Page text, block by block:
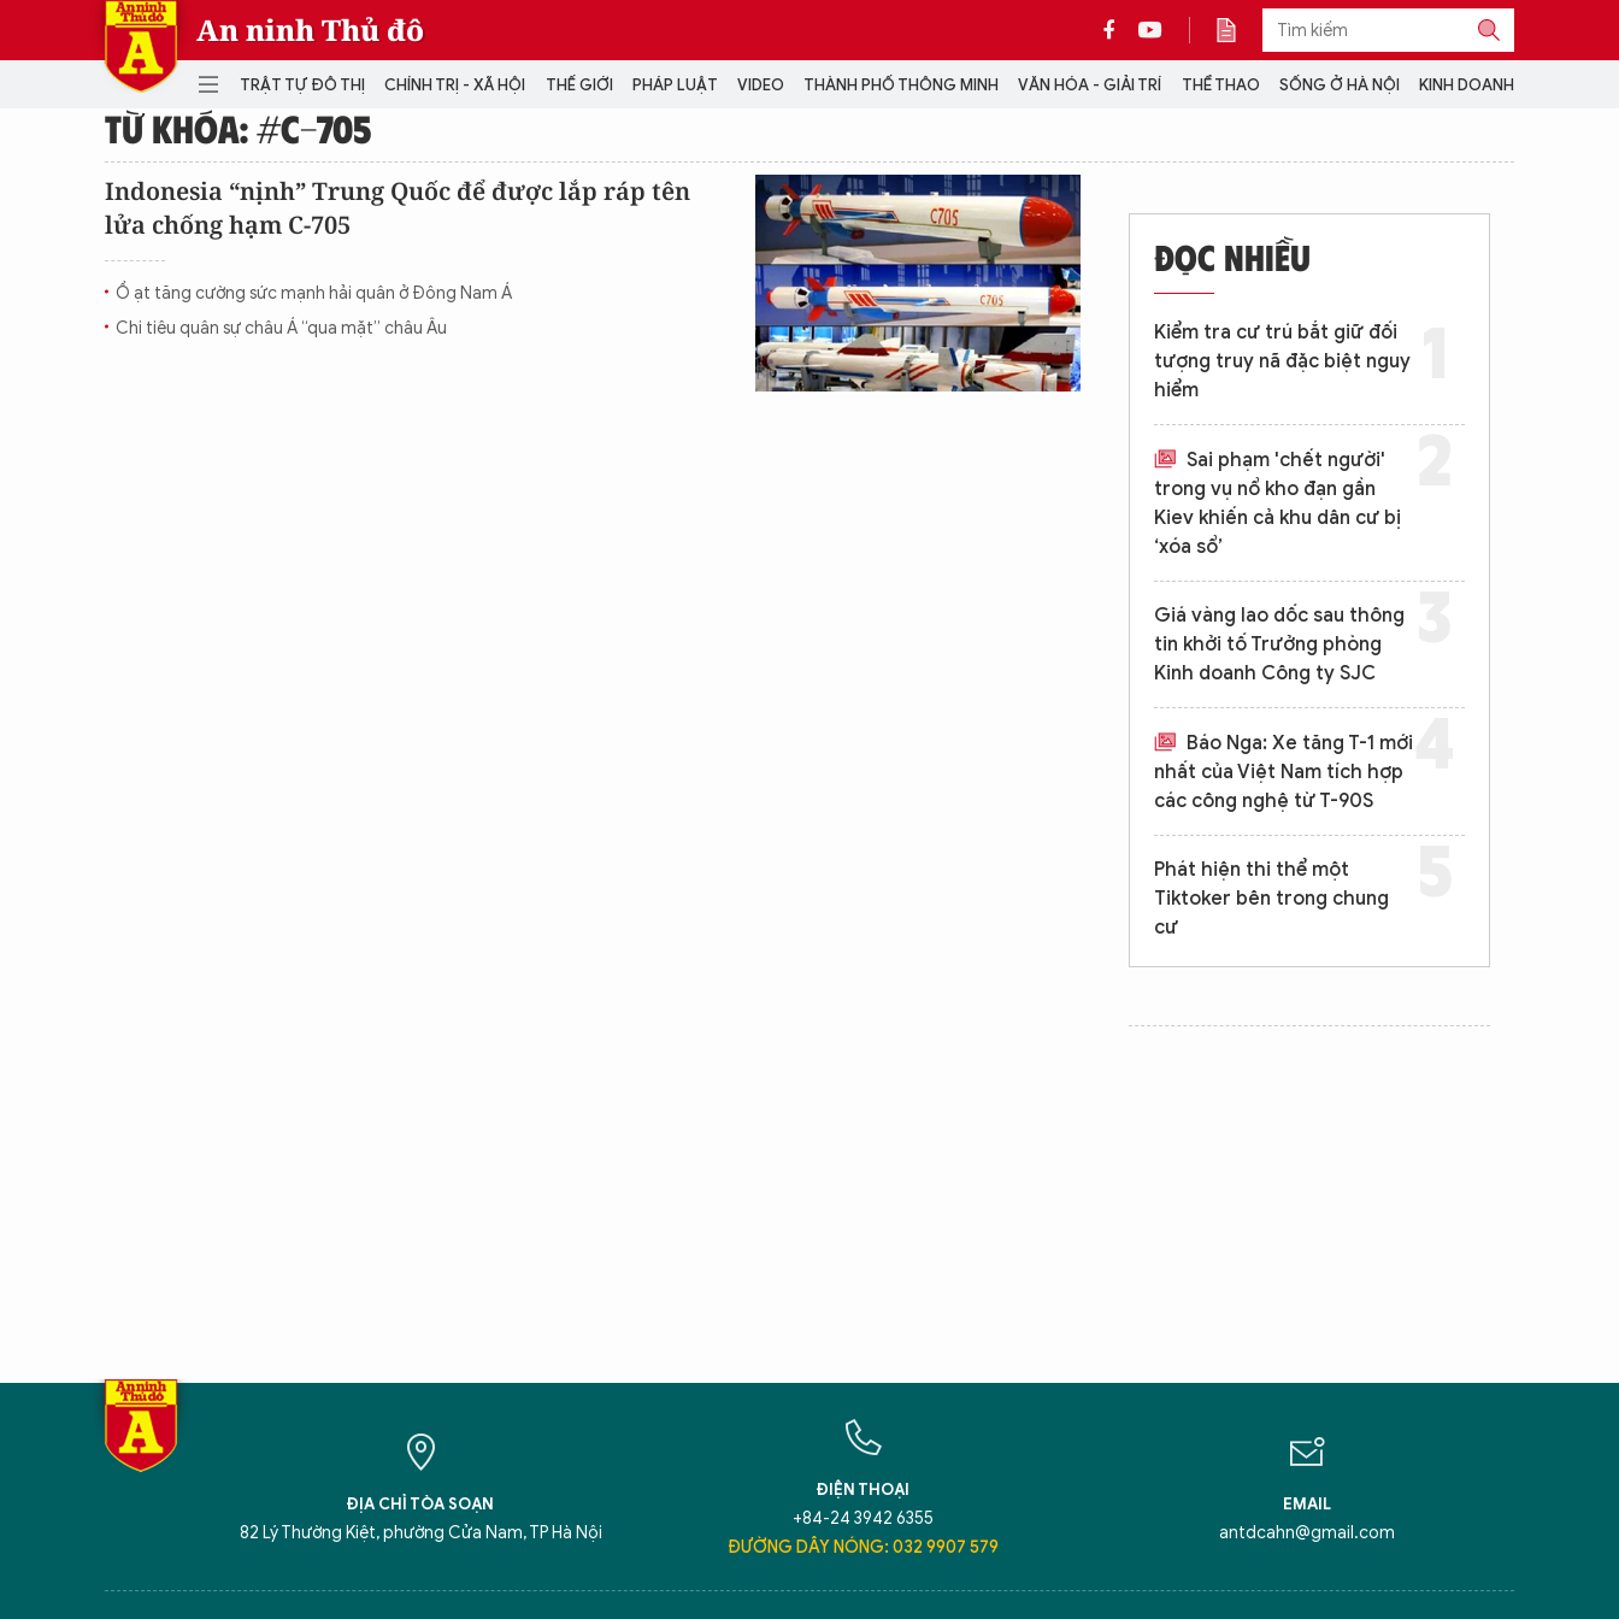
An ninh Thủ đô
TRẬT TỰ ĐÔ THỊ CHÍNH TRỊ - XÃ HỘI THẾ GIỚI PHÁP LUẬT VIDEO THÀNH PHỐ THÔNG MINH VĂN HÓA - GIẢI TRÍ THỂ THAO SỐNG Ở HÀ NỘI KINH DOANH
TRẬT TỰ ĐÔ THỊ
THẾ GIỚI
Quân sự
THÀNH PHỐ THÔNG MINH
VIDEO
PODCAST
ẢNH
LONGFORM
INFOGRAPHIC
LỊCH VẠN SỰ
CỘNG TÁC VỚI ANTĐ
TRA CỨU XE
HOTLINE: 032 9907 579
TỪ KHÓA: #C-705
Indonesia “nịnh” Trung Quốc để được lắp ráp tên
lửa chống hạm C-705
Ồ ạt tăng cường sức mạnh hải quân ở Đông Nam Á
Chi tiêu quân sự châu Á “qua mặt” châu Âu
ĐỌC NHIỀU
Kiểm tra cư trú bắt giữ đối
tượng truy nã đặc biệt nguy
hiểm
Sai phạm 'chết người'
trong vụ nổ kho đạn gần
Kiev khiến cả khu dân cư bị
‘xóa sổ’
Giá vàng lao dốc sau thông
tin khởi tố Trưởng phòng
Kinh doanh Công ty SJC
Báo Nga: Xe tăng T-1 mới
nhất của Việt Nam tích hợp
các công nghệ từ T-90S
Phát hiện thi thể một
Tiktoker bên trong chung
cư
ĐỊA CHỈ TÒA SOẠN
82 Lý Thường Kiệt, phường Cửa Nam, TP Hà Nội
ĐIỆN THOẠI
+84-24 3942 6355
ĐƯỜNG DÂY NÓNG: 032 9907 579
EMAIL
antdcahn@gmail.com
5 điểm nghẽn của Hà Nội giải pháp xử lý điểm nghẽn của Thủ đô